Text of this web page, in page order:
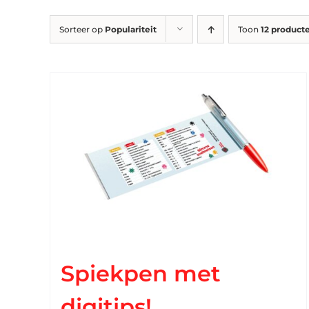
Sorteer op Populariteit Toon 12
Spiekpen met